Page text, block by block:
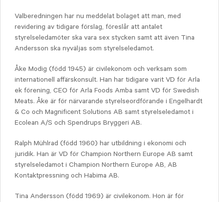
Valberedningen har nu meddelat bolaget att man, med
revidering av tidigare förslag, föreslår att antalet
styrelseledamöter ska vara sex stycken samt att även Tina
Andersson ska nyväljas som styrelseledamot.
Åke Modig (född 1945) är civilekonom och verksam som
internationell affärskonsult. Han har tidigare varit VD för Arla
ek förening, CEO för Arla Foods Amba samt VD för Swedish
Meats. Åke är för närvarande styrelseordförande i Engelhardt
& Co och Magnificent Solutions AB samt styrelseledamot i
Ecolean A/S och Spendrups Bryggeri AB.
Ralph Mühlrad (född 1960) har utbildning i ekonomi och
juridik. Han är VD för Champion Northern Europe AB samt
styrelseledamot i Champion Northern Europe AB, AB
Kontaktpressning och Habima AB.
Tina Andersson (född 1969) är civilekonom. Hon är för